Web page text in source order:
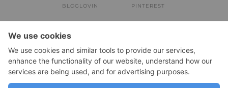
BLOGLOVIN PINTEREST
Impressum
DATENSCHUTZERKLÄRUNG
Datenschutzerklärung